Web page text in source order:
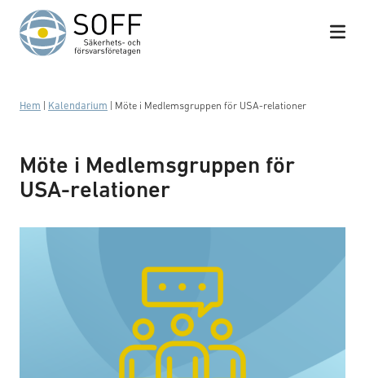
Hoppa till innehåll
Hem Kalendarium Möte i Medlemsgruppen för USA-relationer
Möte i Medlemsgruppen för
USA-relationer